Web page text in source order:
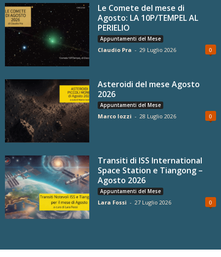
Le Comete del mese di
Agosto: LA 10P/TEMPEL AL
PERIELIO
Appuntamenti del Mese
Claudio Pra - 29 Luglio 2026 0
Asteroidi del mese Agosto
2026
Appuntamenti del Mese
Marco Iozzi - 28 Luglio 2026 0
Transiti di ISS International
Space Station e Tiangong –
Agosto 2026
Appuntamenti del Mese
Lara Fossi - 27 Luglio 2026 0